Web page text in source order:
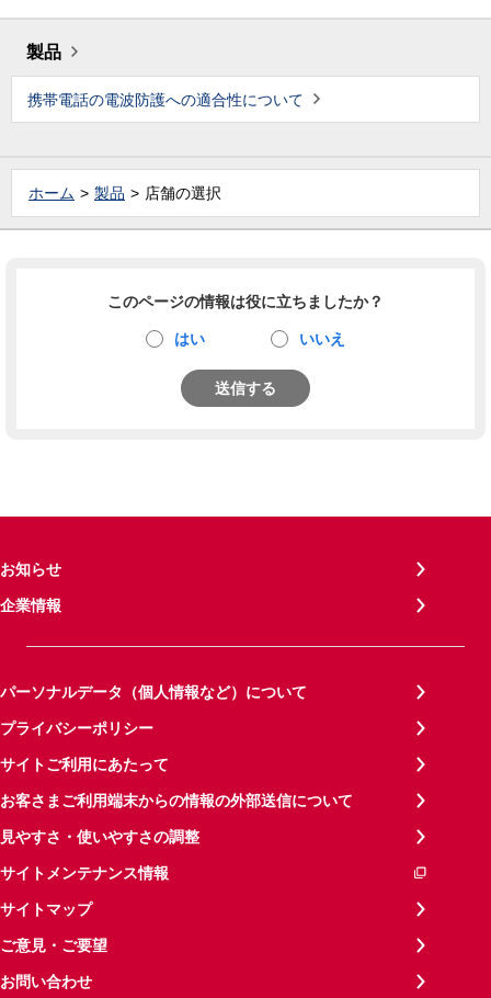
製品
携帯電話の電波防護への適合性について
ホーム 製品 店舗の選択
このページの情報は役に立ちましたか？
はい いいえ
送信する
お知らせ
企業情報
パーソナルデータ（個人情報など）について
プライバシーポリシー
サイトご利用にあたって
お客さまご利用端末からの情報の外部送信について
見やすさ・使いやすさの調整
サイトメンテナンス情報
サイトマップ
ご意見・ご要望
お問い合わせ